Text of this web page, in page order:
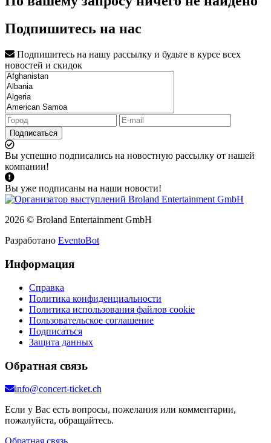
Подпишитесь на нас
Подпишитесь на нашу рассылку и будьте в курсе всех
новостей и скидок
Подписаться
Вы успешно подписались на новостную рассылку от нашей
компании!
Вы уже подписаны на наши новости!
2026 © Broland Entertainment GmbH
Разработано EventoBot
Информация
Справка
Политика конфиденциальности
Политика использования файлов cookie
Пользовательское соглашение
Подписаться
Защита данных
Обратная связь
info@concert-ticket.ch
Если у Вас есть вопросы, пожелания или комментарии,
пожалуйста, обращайтесь.